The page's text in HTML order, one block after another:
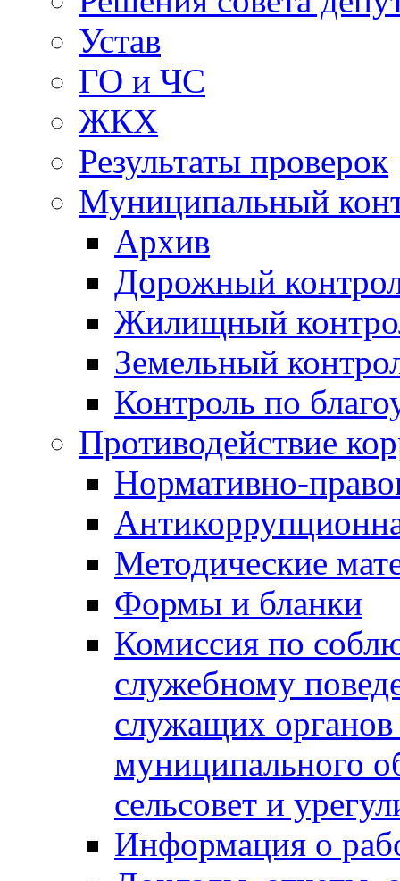
Устав
ГО и ЧС
ЖКХ
Результаты проверок
Муниципальный
Архив
Дорожный
Жилищный
Земельный
Контроль по
Противодействие
Нормативно-
Методические
Формы и бланки
Комиссия по
служебному
служащих органов
муниципального
сельсовет и
Информация о